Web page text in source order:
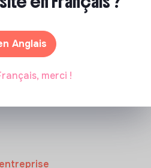
Antropia ESSEC
Anglais
merci !